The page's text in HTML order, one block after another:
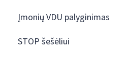
Įmonių VDU palyginimas
STOP šešėliui